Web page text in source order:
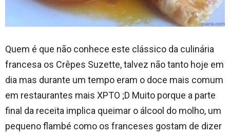
Quem é que não conhece este clássico da culinária
francesa os Crêpes Suzette, talvez não tanto hoje em
dia mas durante um tempo eram o doce mais comum
em restaurantes mais XPTO ;D Muito porque a parte
final da receita implica queimar o álcool do molho, um
pequeno flambé como os franceses gostam de dizer